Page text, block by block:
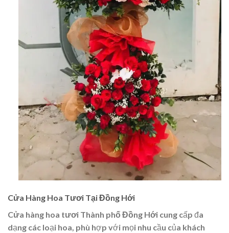
Cửa Hàng Hoa Tươi Tại Đồng Hới
Cửa hàng hoa tươi Thành phố Đồng Hới cung cấp đa
dạng các loại hoa, phù hợp với mọi nhu cầu của khách